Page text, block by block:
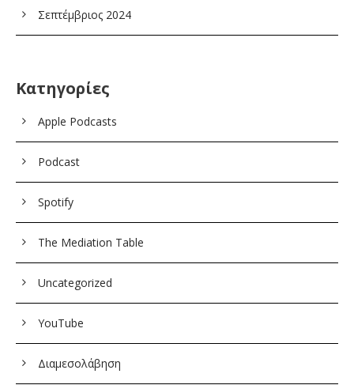
Σεπτέμβριος 2024
Kατηγορίες
Apple Podcasts
Podcast
Spotify
The Mediation Table
Uncategorized
YouTube
Διαμεσολάβηση